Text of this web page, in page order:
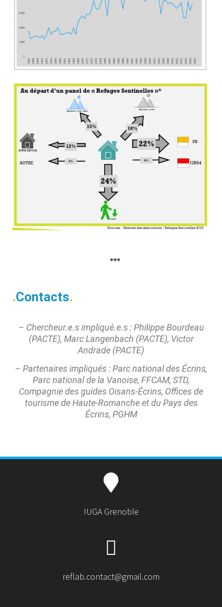
.Contacts.
– Chercheur.e.s impliqué.e.s : Philippe Bourdeau
(PACTE), Marc Langenbach (PACTE), Victor
Andrade (PACTE)
– Partenaires impliqués : Parc national des Écrins,
Parc national de la Vanoise, FFCAM, STD,
Compagnie des guides Oisans-Écrins, Offices de
tourisme de Haute-Romanche et du Pays des
Écrins, PGHM
IUGA Grenoble
reflab.contact@gmail.com